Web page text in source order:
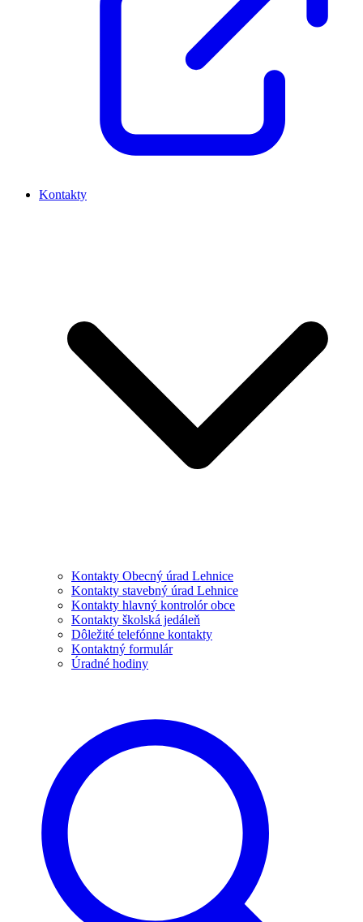
Kontakty
Kontakty Obecný úrad Lehnice
Kontakty stavebný úrad Lehnice
Kontakty hlavný kontrolór obce
Kontakty školská jedáleň
Dôležité telefónne kontakty
Kontaktný formulár
Úradné hodiny